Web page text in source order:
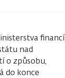
financí
nad
o způsobu,
do konce